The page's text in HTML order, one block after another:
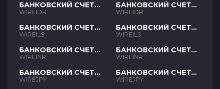
БАНКОВСКИЙ СЧЕТ
IDR
WIREIDR
БАНКОВСКИЙ СЧЕТ
ILS
WIREILS
БАНКОВСКИЙ СЧЕТ
INR
WIREINR
БАНКОВСКИЙ СЧЕТ
JPY
WIREJPY
БАНКОВСКИЙ СЧЕТ
IDR
WIREIDR
БАНКОВСКИЙ СЧЕТ
ILS
WIREILS
БАНКОВСКИЙ СЧЕТ
INR
WIREINR
БАНКОВСКИЙ СЧЕТ
JPY
WIREJPY